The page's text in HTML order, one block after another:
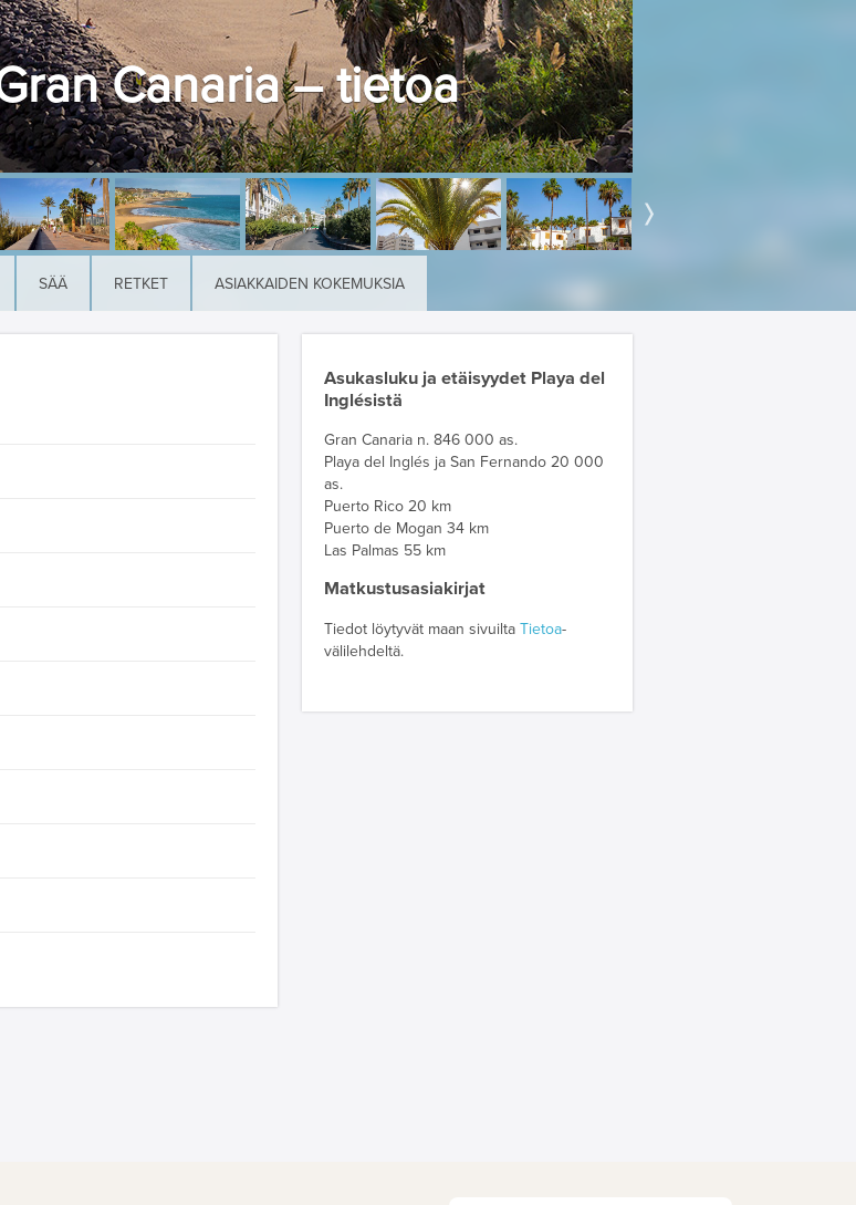
Canaria – tietoa
SÄÄ RETKET ASIAKKAIDEN KOKEMUKSIA
Asukasluku ja etäisyydet Playa del
Inglésistä
Gran Canaria n. 846 000 as.
Playa del Inglés ja San Fernando 20 000
as.
Puerto Rico 20 km
Puerto de Mogan 34 km
Las Palmas 55 km
Matkustusasiakirjat
Tiedot löytyvät maan sivuiltaTietoa-
välilehdeltä.